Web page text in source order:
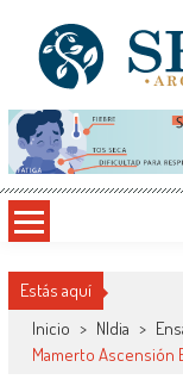
contenido
SEPA
Sitio del Conocimiento,
Estás aquí
Inicio > NIdia >
Mamerto Ascensión